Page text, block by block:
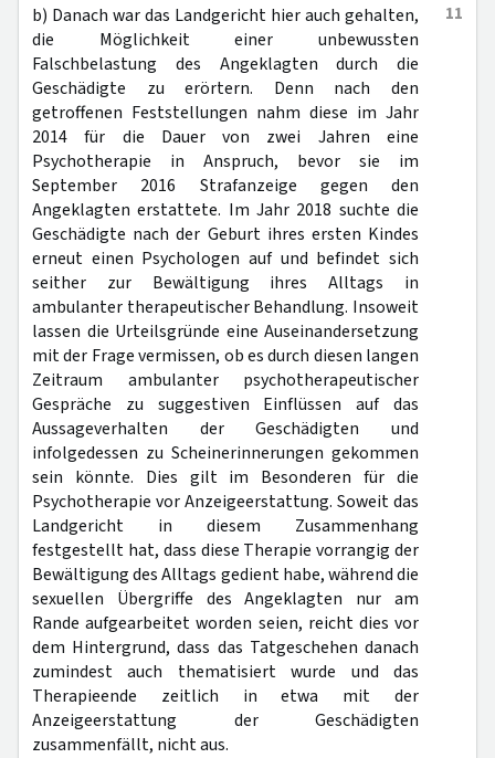
11
b) Danach war das Landgericht hier auch gehalten,
die Möglichkeit einer unbewussten
Falschbelastung des Angeklagten durch die
Geschädigte zu erörtern. Denn nach den
getroffenen Feststellungen nahm diese im Jahr
2014 für die Dauer von zwei Jahren eine
Psychotherapie in Anspruch, bevor sie im
September 2016 Strafanzeige gegen den
Angeklagten erstattete. Im Jahr 2018 suchte die
Geschädigte nach der Geburt ihres ersten Kindes
erneut einen Psychologen auf und befindet sich
seither zur Bewältigung ihres Alltags in
ambulanter therapeutischer Behandlung. Insoweit
lassen die Urteilsgründe eine Auseinandersetzung
mit der Frage vermissen, ob es durch diesen langen
Zeitraum ambulanter psychotherapeutischer
Gespräche zu suggestiven Einflüssen auf das
Aussageverhalten der Geschädigten und
infolgedessen zu Scheinerinnerungen gekommen
sein könnte. Dies gilt im Besonderen für die
Psychotherapie vor Anzeigeerstattung. Soweit das
Landgericht in diesem Zusammenhang
festgestellt hat, dass diese Therapie vorrangig der
Bewältigung des Alltags gedient habe, während die
sexuellen Übergriffe des Angeklagten nur am
Rande aufgearbeitet worden seien, reicht dies vor
dem Hintergrund, dass das Tatgeschehen danach
zumindest auch thematisiert wurde und das
Therapieende zeitlich in etwa mit der
Anzeigeerstattung der Geschädigten
zusammenfällt, nicht aus.